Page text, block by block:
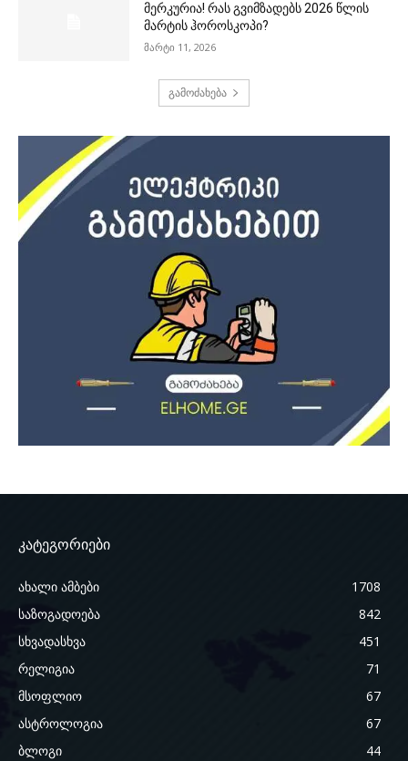
მერკურია! რას გვიმზადებს 2026 წლის
მარტის ჰოროსკოპი?
მარტი 11, 2026
გამოძახება
კატეგორიები
ახალი ამბები
1708
საზოგადოება
842
სხვადასხვა
451
რელიგია
71
მსოფლიო
67
ასტროლოგია
67
ბლოგი
44